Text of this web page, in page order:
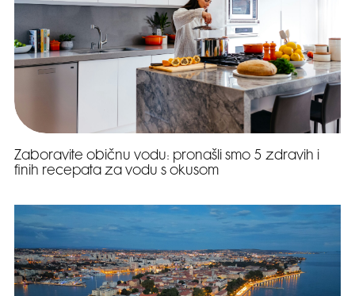
Zaboravite običnu vodu: pronašli smo 5 zdravih i
finih recepata za vodu s okusom